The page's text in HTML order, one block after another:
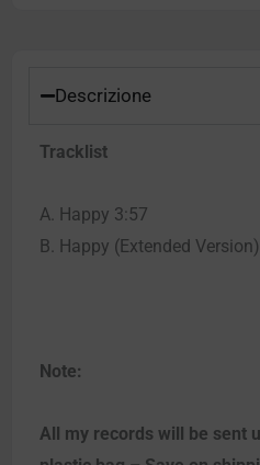
Descrizione
Tracklist
A. Happy 3:57
B. Happy (Extended
Note:
All my records will be sent